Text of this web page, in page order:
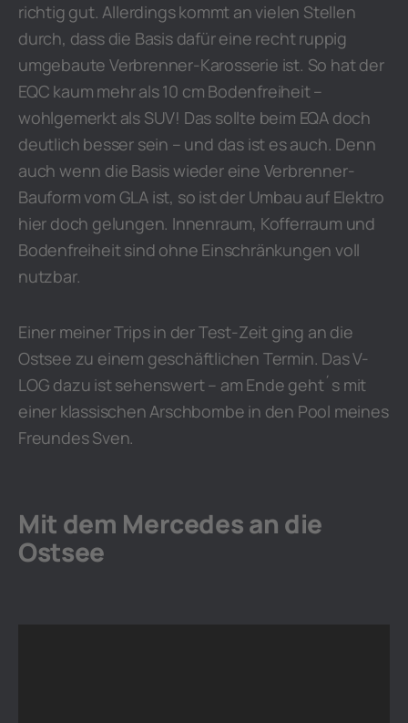
richtig gut. Allerdings kommt an vielen Stellen
durch, dass die Basis dafür eine recht ruppig
umgebaute Verbrenner-Karosserie ist. So hat der
EQC kaum mehr als 10 cm Bodenfreiheit –
wohlgemerkt als SUV! Das sollte beim EQA doch
deutlich besser sein – und das ist es auch. Denn
auch wenn die Basis wieder eine Verbrenner-
Bauform vom GLA ist, so ist der Umbau auf Elektro
hier doch gelungen. Innenraum, Kofferraum und
Bodenfreiheit sind ohne Einschränkungen voll
nutzbar.
Einer meiner Trips in der Test-Zeit ging an die
Ostsee zu einem geschäftlichen Termin. Das V-
LOG dazu ist sehenswert – am Ende geht´s mit
einer klassischen Arschbombe in den Pool meines
Freundes Sven.
Mit dem Mercedes an die
Ostsee